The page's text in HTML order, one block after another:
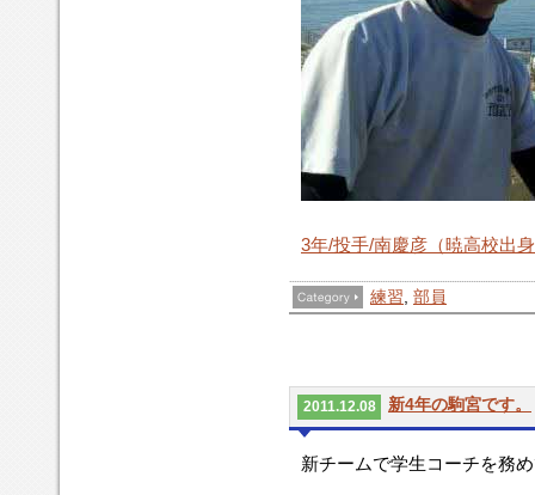
3年/投手/南慶彦（暁高校出
練習, 部員
2011.12.08 新4年の駒宮です。
新チームで学生コーチを務